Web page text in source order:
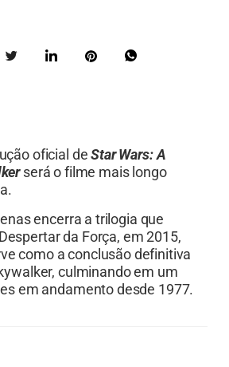
oficial deStar Wars: A
será o filme mais longo
encerra a trilogia que
da Força, em 2015,
como a conclusão definitiva
culminando em um
em andamento desde 1977.